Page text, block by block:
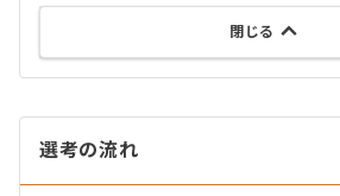
閉じる
選考の流れ